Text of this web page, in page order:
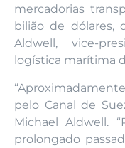
mercadorias
bilião de dólares,
Aldwell, vice-
logística marítima
pelo Canal de
Michael Aldwell.
prolongado